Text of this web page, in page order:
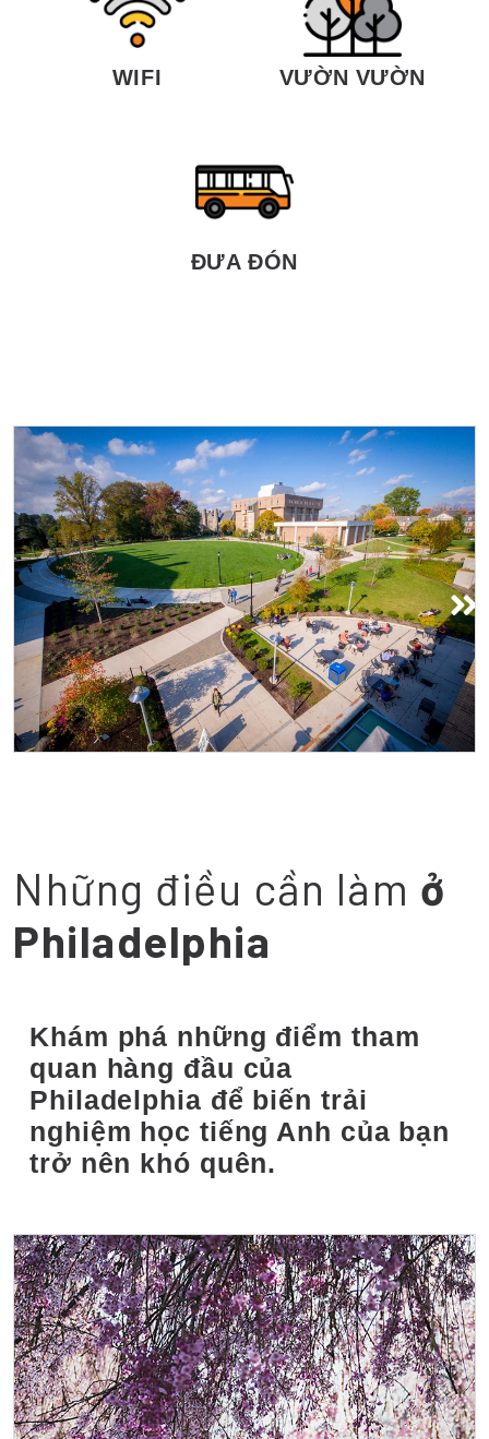
WIFI VƯỜN VƯỜN
ĐƯA ĐÓN
Khuôn viên đại học
Những điều cần làm ở
Philadelphia
Khám phá những điểm tham
quan hàng đầu của
Philadelphia để biến trải
nghiệm học tiếng Anh của bạn
trở nên khó quên.